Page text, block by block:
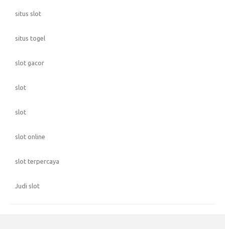
situs slot
situs togel
slot gacor
slot
slot
slot online
slot terpercaya
Judi slot